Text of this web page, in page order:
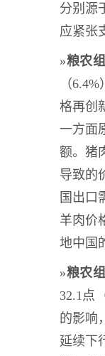
分别源
应紧张
»粮农
（
格再创
一方面
额。猪
导致的
国出口
羊肉价
地中国
»粮农
32.1点
的影响
延续下